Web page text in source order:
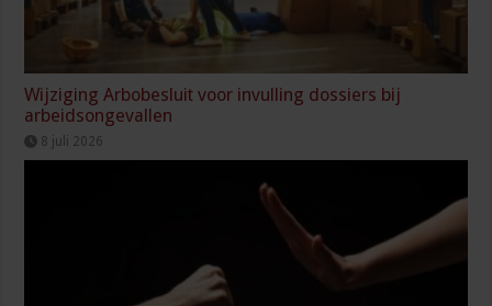
Wijziging Arbobesluit voor invulling dossiers bij
arbeidsongevallen
8 juli 2026